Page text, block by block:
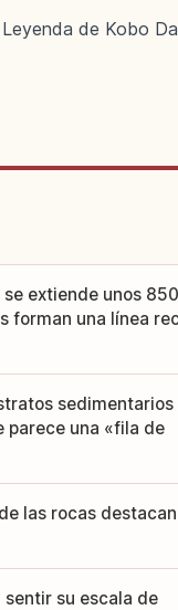
de Kobo
extiende unos
forman una línea
sedimentarios
parece una «fila de
las rocas
sentir su escala de